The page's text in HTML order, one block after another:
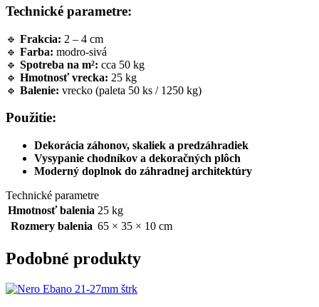
Technické parametre:
🔹 Frakcia: 2 – 4 cm
🔹 Farba: modro-sivá
🔹 Spotreba na m²: cca 50 kg
🔹 Hmotnosť vrecka: 25 kg
🔹 Balenie: vrecko (paleta 50 ks / 1250 kg)
Použitie:
Dekorácia záhonov, skaliek a predzáhradiek
Vysypanie chodníkov a dekoračných plôch
Moderný doplnok do záhradnej architektúry
Technické parametre
Hmotnosť balenia 25 kg
Rozmery balenia 65 × 35 × 10 cm
Podobné produkty